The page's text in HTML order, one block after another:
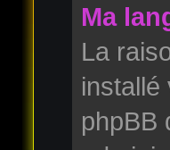
Ma
La
installé
phpBB